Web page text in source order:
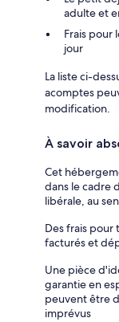
adulte et
Frais pour
jour
La liste ci-
acomptes
modification.
À savoir
Cet
dans le cadre
libérale, au
Des frais
facturés et
Une pièce
garantie en
peuvent être
imprévus